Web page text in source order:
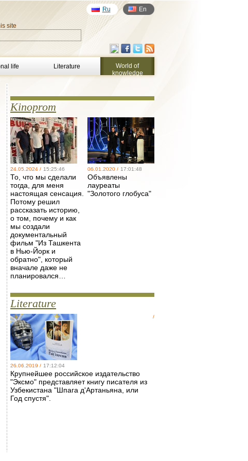
Ru En
site
life Literature
World of
knowledge
Kinoprom
24.05.2024 / 15:25:46
То, что мы сделали
тогда, для меня
настоящая сенсация.
Потому решил
рассказать историю,
о том, почему и как
мы создали
документальный
фильм "Из Ташкента
в Нью-Йорк и
обратно", который
вначале даже не
планировался…
06.01.2020 / 17:01:48
Объявлены
лауреаты
"Золотого глобуса"
Literature
26.06.2019 / 17:12:04
Крупнейшее российское издательство
"Эксмо" представляет книгу писателя из
Узбекистана "Шпага д'Артаньяна, или
Год спустя".
/